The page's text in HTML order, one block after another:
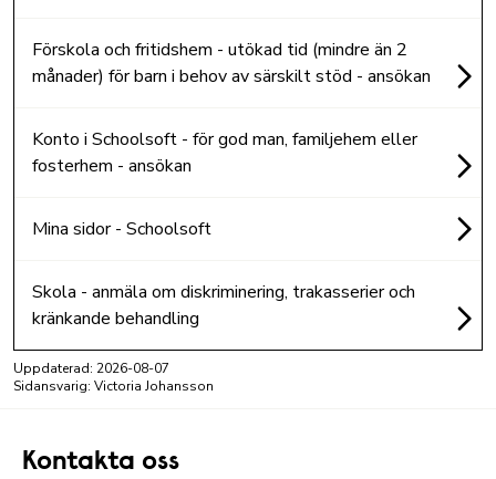
Förskola och fritidshem - utökad tid (mindre än 2
månader) för barn i behov av särskilt stöd - ansökan
Konto i Schoolsoft - för god man, familjehem eller
fosterhem - ansökan
Mina sidor - Schoolsoft
Skola - anmäla om diskriminering, trakasserier och
kränkande behandling
Uppdaterad: 2026-08-07
Sidansvarig: Victoria Johansson
Kontakta oss